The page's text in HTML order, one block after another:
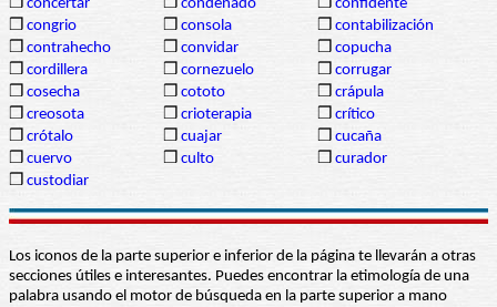
❒ concertar ❒ condenado ❒ confidente
❒ congrio ❒ consola ❒ contabilización
❒ contrahecho ❒ convidar ❒ copucha
❒ cordillera ❒ cornezuelo ❒ corrugar
❒ cosecha ❒ cototo ❒ crápula
❒ creosota ❒ crioterapia ❒ crítico
❒ crótalo ❒ cuajar ❒ cucaña
❒ cuervo ❒ culto ❒ curador
❒ custodiar
Los iconos de la parte superior e inferior de la página te llevarán a otras
secciones útiles e interesantes. Puedes encontrar la etimología de una
palabra usando el motor de búsqueda en la parte superior a mano